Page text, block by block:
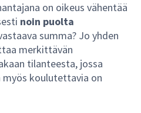
on oikeus vähentää
noin puolta
summa? Jo yhden
merkittävän
tilanteesta, jossa
koulutettavia on